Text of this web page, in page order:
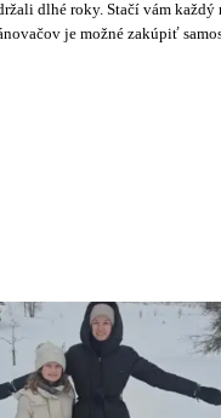
dlhé roky. Stačí vám
je možné zakúpiť